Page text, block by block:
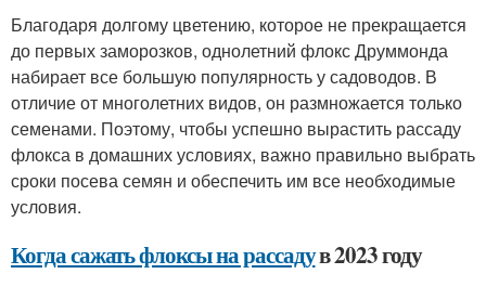
Благодаря долгому цветению, которое не прекращается
до первых заморозков, однолетний флокс Друммонда
набирает все большую популярность у садоводов. В
отличие от многолетних видов, он размножается только
семенами. Поэтому, чтобы успешно вырастить рассаду
флокса в домашних условиях, важно правильно выбрать
сроки посева семян и обеспечить им все необходимые
условия.
Когда сажать флоксы на рассадув 2023 году